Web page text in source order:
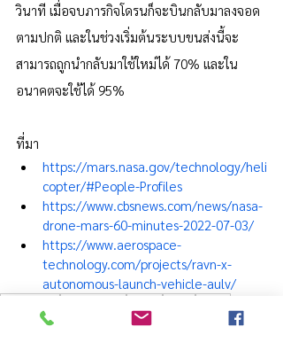
วินาที เมื่อจบภารกิจโดรนก็จะบินกลับมาลงจอด
ตามปกติ และในช่วงเริ่มต้นระบบขนส่งนี้จะ
สามารถถูกนำกลับมาใช้ใหม่ได้ 70% และใน
อนาคตจะใช้ได้ 95%
ที่มา
https://mars.nasa.gov/technology/heli
copter/#People-Profiles
https://www.cbsnews.com/news/nasa-
drone-mars-60-minutes-2022-07-03/
https://www.aerospace-
technology.com/projects/ravn-x-
autonomous-launch-vehicle-aulv/
ข่าว อววน.